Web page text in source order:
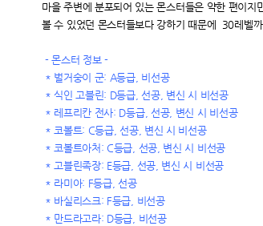
마을 주변에 분포되어 있는 몬스터들은 약한 편이지
볼 수 있었던 몬스터들보다 강하기 때문에 30레벨
-몬스터 정보 -
* 벌거숭이 군: A등급, 비선공
*식인 고블린: D등급, 선공, 변신 시 비선공
* 레프리칸 전사: D등급, 선공, 변신 시 비선공
*코볼트: C등급, 선공, 변신 시 비선공
*코볼트아처: C등급, 선공, 변신 시 비선공
*고블린족장: E등급, 선공, 변신 시 비선공
* 라미아: F등급, 선공
* 바실리스크: F등급, 비선공
* 만드라고라: D등급, 비선공